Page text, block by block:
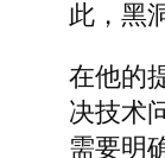
此，黑
在他的
决技术
需要明